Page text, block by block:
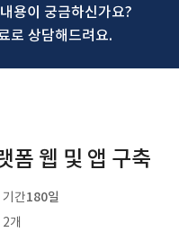
용이 궁금하신가요?
로 상담해드려요.
폼 웹 및 앱 구축
기간180일
개